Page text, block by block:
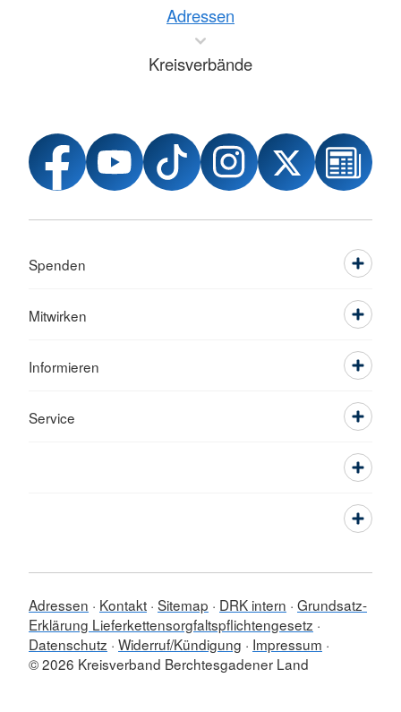
Adressen
Kreisverbände
Spenden
Mitwirken
Informieren
Service
Adressen Kontakt Sitemap DRK intern Grundsatz-
Erklärung Lieferkettensorgfaltspflichtengesetz
Datenschutz Widerruf/Kündigung
Impressum
© 2026 Kreisverband Berchtesgadener Land